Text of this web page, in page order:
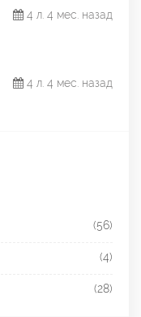
4 л. 4 мес. назад
4 л. 4 мес. назад
(56)
(4)
(28)